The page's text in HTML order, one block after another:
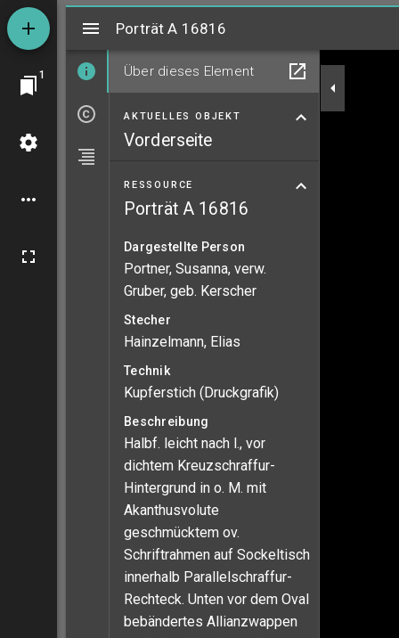
1
MiradorPorträt A 16816
Über dieses Element
AKTUELLES OBJEKT
Vorderseite
RESSOURCE
Porträt A 16816
Dargestellte Person
Portner, Susanna, verw.
Gruber, geb. Kerscher
Stecher
Hainzelmann, Elias
Technik
Kupferstich (Druckgrafik)
Beschreibung
Halbf. leicht nach l., vor
dichtem Kreuzschraffur-
Hintergrund in o. M. mit
Akanthusvolute
geschmücktem ov.
Schriftrahmen auf Sockeltisch
innerhalb Parallelschraffur-
Rechteck. Unten vor dem Oval
bebändertes Allianzwappen
Porträt A 16816